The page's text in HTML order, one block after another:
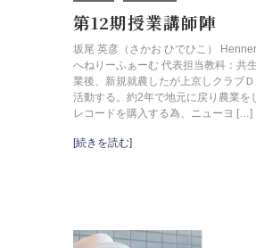
第12期授業講師陣
坂尾 英彦（さかお ひでひこ）
へねりーふぁーむ 代表担当教科：共
業後、新規就農したが上京しクラブ
活動する。約2年で地元に戻り農業を
レコードを購入する為、ニューヨ […]
[続きを読む]